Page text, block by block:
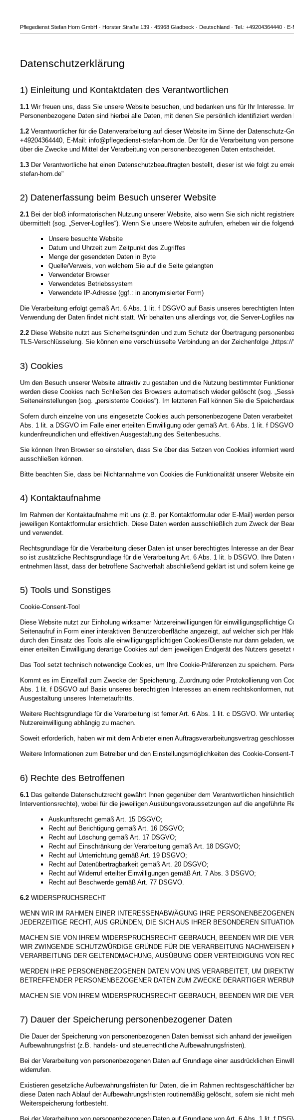
Pflegedienst Stefan Horn GmbH · Horster Straße 139 · 45968 Gladbeck · Deutschland · Tel.: +49204364440 ·
Datenschutzerklärung
1) Einleitung und Kontaktdaten des Verantwortlichen
1.1 Wir freuen uns, dass Sie unsere Website besuchen, und bedanken uns für Ihr Interesse.
Personenbezogene Daten sind hierbei alle Daten, mit denen Sie persönlich identifiziert werden
1.2 Verantwortlicher für die Datenverarbeitung auf dieser Website im Sinne der Datenschutz-
+49204364440, E-Mail: info@pflegedienst-stefan-horn.de. Der für die Verarbeitung von
über die Zwecke und Mittel der Verarbeitung von personenbezogenen Daten entscheidet.
1.3 Der Verantwortliche hat einen Datenschutzbeauftragten bestellt, dieser ist wie folgt zu
stefan-horn.de"
2) Datenerfassung beim Besuch unserer Website
2.1 Bei der bloß informatorischen Nutzung unserer Website, also wenn Sie sich nicht
übermittelt (sog. „Server-Logfiles“). Wenn Sie unsere Website aufrufen, erheben wir die
Unsere besuchte Website
Datum und Uhrzeit zum Zeitpunkt des Zugriffes
Menge der gesendeten Daten in Byte
Quelle/Verweis, von welchem Sie auf die Seite gelangten
Verwendeter Browser
Verwendetes Betriebssystem
Verwendete IP-Adresse (ggf.: in anonymisierter Form)
Die Verarbeitung erfolgt gemäß Art. 6 Abs. 1 lit. f DSGVO auf Basis unseres berechtigten
Verwendung der Daten findet nicht statt. Wir behalten uns allerdings vor, die Server-Logfiles
2.2 Diese Website nutzt aus Sicherheitsgründen und zum Schutz der Übertragung
TLS-Verschlüsselung. Sie können eine verschlüsselte Verbindung an der Zeichenfolge
3) Cookies
Um den Besuch unserer Website attraktiv zu gestalten und die Nutzung bestimmter
werden diese Cookies nach Schließen des Browsers automatisch wieder gelöscht (sog.
Seiteneinstellungen (sog. „persistente Cookies“). Im letzteren Fall können Sie die
Sofern durch einzelne von uns eingesetzte Cookies auch personenbezogene Daten
Abs. 1 lit. a DSGVO im Falle einer erteilten Einwilligung oder gemäß Art. 6 Abs. 1 lit. f
kundenfreundlichen und effektiven Ausgestaltung des Seitenbesuchs.
Sie können Ihren Browser so einstellen, dass Sie über das Setzen von Cookies informiert
ausschließen können.
Bitte beachten Sie, dass bei Nichtannahme von Cookies die Funktionalität unserer Website
4) Kontaktaufnahme
Im Rahmen der Kontaktaufnahme mit uns (z.B. per Kontaktformular oder E-Mail) werden
jeweiligen Kontaktformular ersichtlich. Diese Daten werden ausschließlich zum Zweck der
und verwendet.
Rechtsgrundlage für die Verarbeitung dieser Daten ist unser berechtigtes Interesse an der
so ist zusätzliche Rechtsgrundlage für die Verarbeitung Art. 6 Abs. 1 lit. b DSGVO. Ihre
entnehmen lässt, dass der betroffene Sachverhalt abschließend geklärt ist und sofern keine
5) Tools und Sonstiges
Cookie-Consent-Tool
Diese Website nutzt zur Einholung wirksamer Nutzereinwilligungen für einwilligungspflichtige
Seitenaufruf in Form einer interaktiven Benutzeroberfläche angezeigt, auf welcher sich per
durch den Einsatz des Tools alle einwilligungspflichtigen Cookies/Dienste nur dann geladen,
einer erteilten Einwilligung derartige Cookies auf dem jeweiligen Endgerät des Nutzers gesetzt
Das Tool setzt technisch notwendige Cookies, um Ihre Cookie-Präferenzen zu speichern.
Kommt es im Einzelfall zum Zwecke der Speicherung, Zuordnung oder Protokollierung von
Abs. 1 lit. f DSGVO auf Basis unseres berechtigten Interesses an einem rechtskonformen,
Ausgestaltung unseres Internetauftritts.
Weitere Rechtsgrundlage für die Verarbeitung ist ferner Art. 6 Abs. 1 lit. c DSGVO. Wir
Nutzereinwilligung abhängig zu machen.
Soweit erforderlich, haben wir mit dem Anbieter einen Auftragsverarbeitungsvertrag
Weitere Informationen zum Betreiber und den Einstellungsmöglichkeiten des Cookie-
6) Rechte des Betroffenen
6.1 Das geltende Datenschutzrecht gewährt Ihnen gegenüber dem Verantwortlichen
Interventionsrechte), wobei für die jeweiligen Ausübungsvoraussetzungen auf die angeführte
Auskunftsrecht gemäß Art. 15 DSGVO;
Recht auf Berichtigung gemäß Art. 16 DSGVO;
Recht auf Löschung gemäß Art. 17 DSGVO;
Recht auf Einschränkung der Verarbeitung gemäß Art. 18 DSGVO;
Recht auf Unterrichtung gemäß Art. 19 DSGVO;
Recht auf Datenübertragbarkeit gemäß Art. 20 DSGVO;
Recht auf Widerruf erteilter Einwilligungen gemäß Art. 7 Abs. 3 DSGVO;
Recht auf Beschwerde gemäß Art. 77 DSGVO.
6.2 WIDERSPRUCHSRECHT
WENN WIR IM RAHMEN EINER INTERESSENABWÄGUNG IHRE
JEDERZEITIGE RECHT, AUS GRÜNDEN, DIE SICH AUS IHRER BESONDEREN
MACHEN SIE VON IHREM WIDERSPRUCHSRECHT GEBRAUCH, BEENDEN WIR DIE
WIR ZWINGENDE SCHUTZWÜRDIGE GRÜNDE FÜR DIE VERARBEITUNG
VERARBEITUNG DER GELTENDMACHUNG, AUSÜBUNG ODER VERTEIDIGUNG VON
WERDEN IHRE PERSONENBEZOGENEN DATEN VON UNS VERARBEITET, UM
BETREFFENDER PERSONENBEZOGENER DATEN ZUM ZWECKE DERARTIGER
MACHEN SIE VON IHREM WIDERSPRUCHSRECHT GEBRAUCH, BEENDEN WIR DIE
7) Dauer der Speicherung personenbezogener Daten
Die Dauer der Speicherung von personenbezogenen Daten bemisst sich anhand der
Aufbewahrungsfrist (z.B. handels- und steuerrechtliche Aufbewahrungsfristen).
Bei der Verarbeitung von personenbezogenen Daten auf Grundlage einer ausdrücklichen
widerrufen.
Existieren gesetzliche Aufbewahrungsfristen für Daten, die im Rahmen rechtsgeschäftlicher
diese Daten nach Ablauf der Aufbewahrungsfristen routinemäßig gelöscht, sofern sie nicht
Weiterspeicherung fortbesteht.